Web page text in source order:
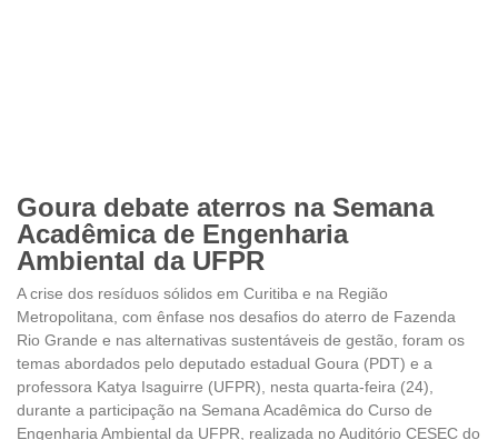
Goura debate aterros na Semana
Acadêmica de Engenharia
Ambiental da UFPR
A crise dos resíduos sólidos em Curitiba e na Região
Metropolitana, com ênfase nos desafios do aterro de Fazenda
Rio Grande e nas alternativas sustentáveis de gestão, foram os
temas abordados pelo deputado estadual Goura (PDT) e a
professora Katya Isaguirre (UFPR), nesta quarta-feira (24),
durante a participação na Semana Acadêmica do Curso de
Engenharia Ambiental da UFPR, realizada no Auditório CESEC do